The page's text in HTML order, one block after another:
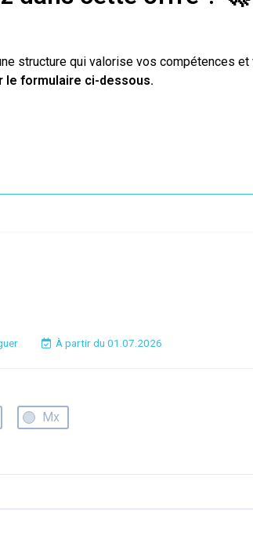
structure qui valorise vos compétences et
le formulaire ci-dessous.
À partir du 01.07.2026
Mx